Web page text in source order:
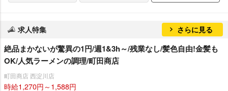
求人特集 さらに見る
絶品まかないが驚異の1円/週1&3h～/残業なし/髪色自由!金髪も
OK/人気ラーメンの調理/町田商店
町田商店 西淀川店
時給1,270円～1,588円